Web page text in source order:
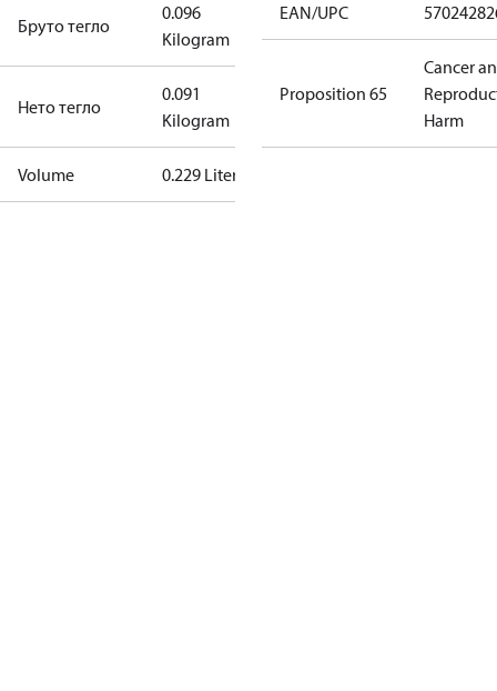
Бруто тегло
0.096
Kilogram
Нето тегло
0.091
Kilogram
Volume 0.229 Liter
EAN/UPC
Proposition 65
Cancer
Harm